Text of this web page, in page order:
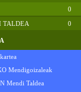
0
TALDEA 0
Mendigoizaleak
Mendi Taldea